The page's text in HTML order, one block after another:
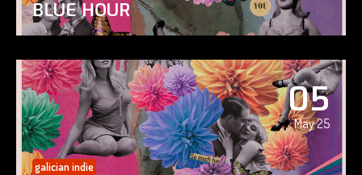
BLUE HOUR
05
May 25
galician indie